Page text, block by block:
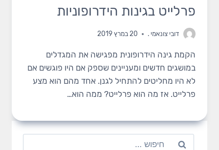
פרלייט בגינות הידרופוניות
. דובי צונאמי 20 במרץ 2019
הקמת גינה הידרופונית מפגישה את המגדלים
במושגים חדשים ומעניינים שספק אם היו פוגשים אם
לא היו מחליטים להתחיל לגנן. אחד מהם הוא מצע
פרלייט. אז מה הוא פרלייט? ממה הוא…
חיפוש: